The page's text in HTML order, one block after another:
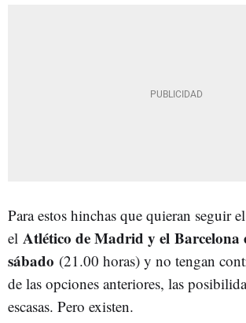
Para estos hinchas que quieran seguir
el Atlético de Madrid y el Barcelona
sábado (21.00 horas) y no tengan
de las opciones anteriores, las
escasas. Pero existen.